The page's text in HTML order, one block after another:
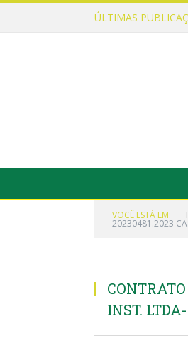
ÚLTIMAS
VOCÊ ESTÁ EM:
20230481.2023
INST.